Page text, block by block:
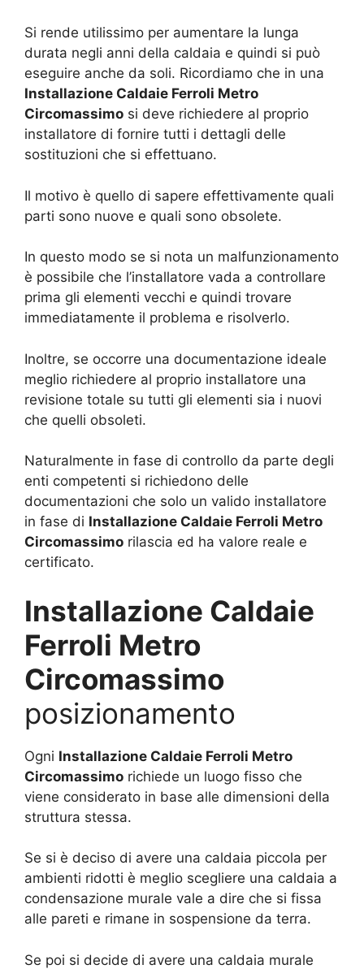
Si rende utilissimo per aumentare la lunga
durata negli anni della caldaia e quindi si può
eseguire anche da soli. Ricordiamo che in una
Installazione Caldaie Ferroli Metro
Circomassimo si deve richiedere al proprio
installatore di fornire tutti i dettagli delle
sostituzioni che si effettuano.
Il motivo è quello di sapere effettivamente quali
parti sono nuove e quali sono obsolete.
In questo modo se si nota un malfunzionamento
è possibile che l’installatore vada a controllare
prima gli elementi vecchi e quindi trovare
immediatamente il problema e risolverlo.
Inoltre, se occorre una documentazione ideale
meglio richiedere al proprio installatore una
revisione totale su tutti gli elementi sia i nuovi
che quelli obsoleti.
Naturalmente in fase di controllo da parte degli
enti competenti si richiedono delle
documentazioni che solo un valido installatore
in fase di Installazione Caldaie Ferroli Metro
Circomassimo rilascia ed ha valore reale e
certificato.
Installazione Caldaie
Ferroli Metro
Circomassimo
posizionamento
Ogni Installazione Caldaie Ferroli Metro
Circomassimo richiede un luogo fisso che
viene considerato in base alle dimensioni della
struttura stessa.
Se si è deciso di avere una caldaia piccola per
ambienti ridotti è meglio scegliere una caldaia a
condensazione murale vale a dire che si fissa
alle pareti e rimane in sospensione da terra.
Se poi si decide di avere una caldaia murale